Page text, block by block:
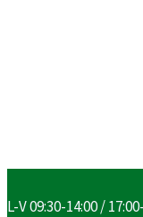
L-V 09:30-14:00 /